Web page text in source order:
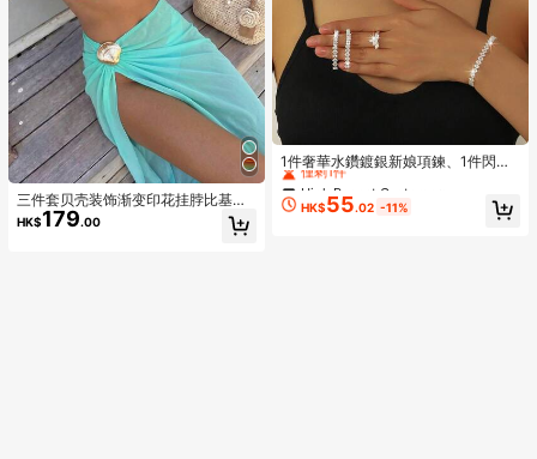
三件套贝壳装饰渐变印花挂脖比基尼
套装，搭配侧开衩长裙，高端时尚沙
滩泳装，女士夏季海滩度假必备
HK$179.00
1件奢華水鑽鍍銀新娘項鍊、1件閃亮
水鑽鍍銀新娘手鍊、1對優雅水鑽新娘
耳環與1件精緻水鑽新娘戒指，時尚5
件新娘飾品套組，適合派對、婚禮、
僅剩1件
High Repeat Customers
僅剩1件
High Repeat Customers
僅剩1件
HK$55.02 -11%